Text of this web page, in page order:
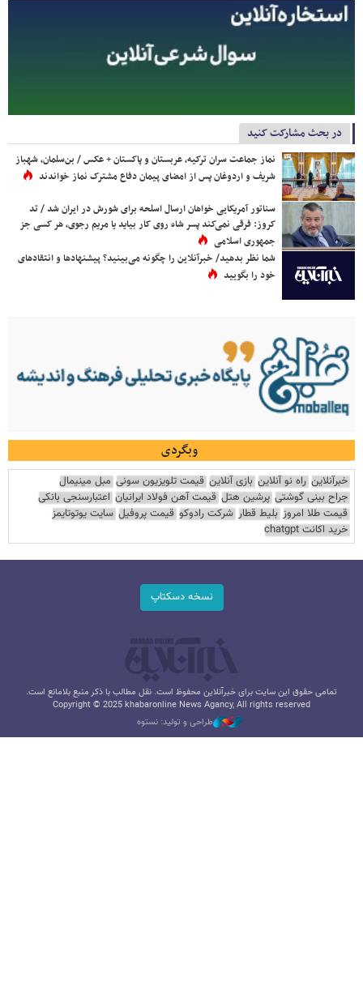
در بحث مشارکت کنید
نماز جماعت سران ترکیه، عربستان و پاکستان + عکس / بن‌سلمان، شهباز
شریف و اردوغان پس از امضای پیمان دفاع مشترک نماز خواندند
سناتور آمریکایی خواهان ارسال اسلحه برای شورش در ایران شد / تد
کروز: فرقی نمی‌کند پسر شاه روی کار بیاید یا مریم رجوی، هر کسی جز
جمهوری اسلامی
شما نظر بدهید/ خبرآنلاین را چگونه می‌بینید؟ پیشنهادها و انتقادهای
خود را بگویید
وبگردی
خبرآنلاین راه نو آنلاین بازی آنلاین قیمت تلویزیون سونی مبل مینیمال
جراح بینی گوشتی پرشین هتل قیمت آهن فولاد ایرانیان اعتبارسنجی بانکی
قیمت طلا امروز بلیط قطار شرکت رادوکو قیمت پروفیل سایت یوتوتایمز
خرید اکانت chatgpt
نسخه دسکتاپ
تمامی حقوق این سایت برای خبرآنلاین محفوظ است. نقل مطالب با ذکر منبع بلامانع است.
Copyright © 2025 khabaronline News Agancy, All rights reserved
طراحی و تولید: نستوه